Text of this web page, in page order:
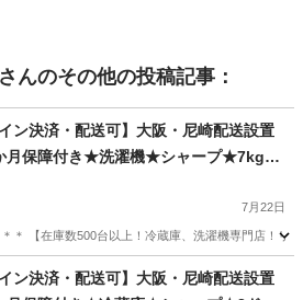
さんのその他の投稿記事：
イン決済・配送可】大阪・尼崎配送設置
月保障付き★洗濯機★シャープ★7kg★
GE7G-W★IS-2103
7月22日
＊ 【在庫数500台以上！冷蔵庫、洗濯機専門店！
生活家電 無料
イン決済・配送可】大阪・尼崎配送設置